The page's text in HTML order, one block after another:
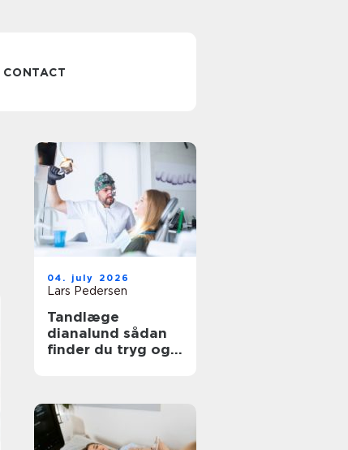
CONTACT
04. july 2026
Lars Pedersen
Tandlæge
dianalund sådan
finder du tryg og